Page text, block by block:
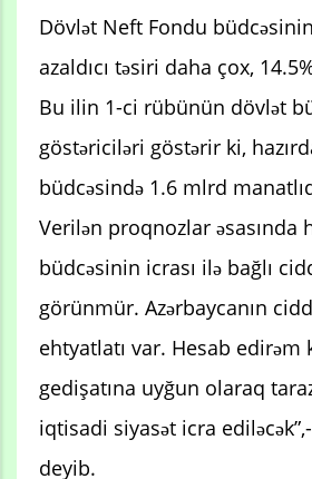
Dövlət Neft Fondu
azaldıcı təsiri daha çox,
Bu ilin 1-ci rübünün dövlət
göstəriciləri göstərir ki,
büdcəsində 1.6 mlrd
Verilən proqnozlar əsasında
büdcəsinin icrası ilə bağlı
görünmür. Azərbaycanın
ehtyatlatı var. Hesab edirəm
gedişatına uyğun olaraq
iqtisadi siyasət icra
deyib.